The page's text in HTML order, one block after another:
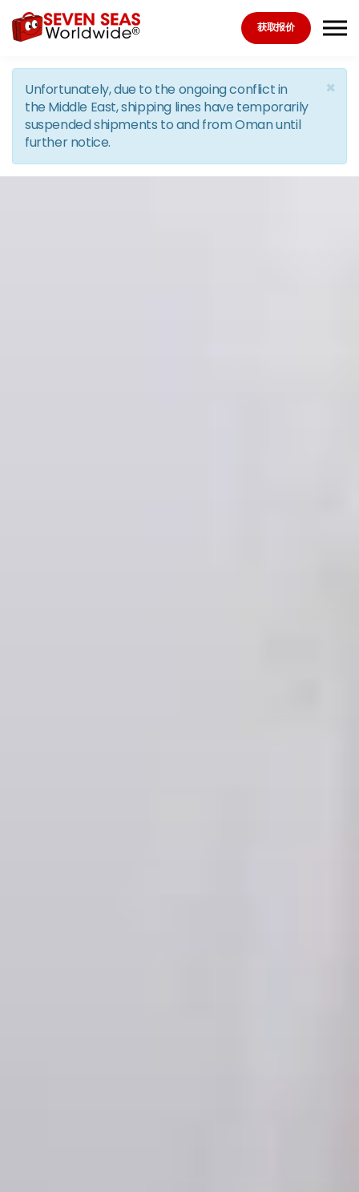
Skip to the content
获取报价
×
Unfortunately, due to the ongoing conflict in
the Middle East, shipping lines have temporarily
suspended shipments to and from Oman until
further notice.